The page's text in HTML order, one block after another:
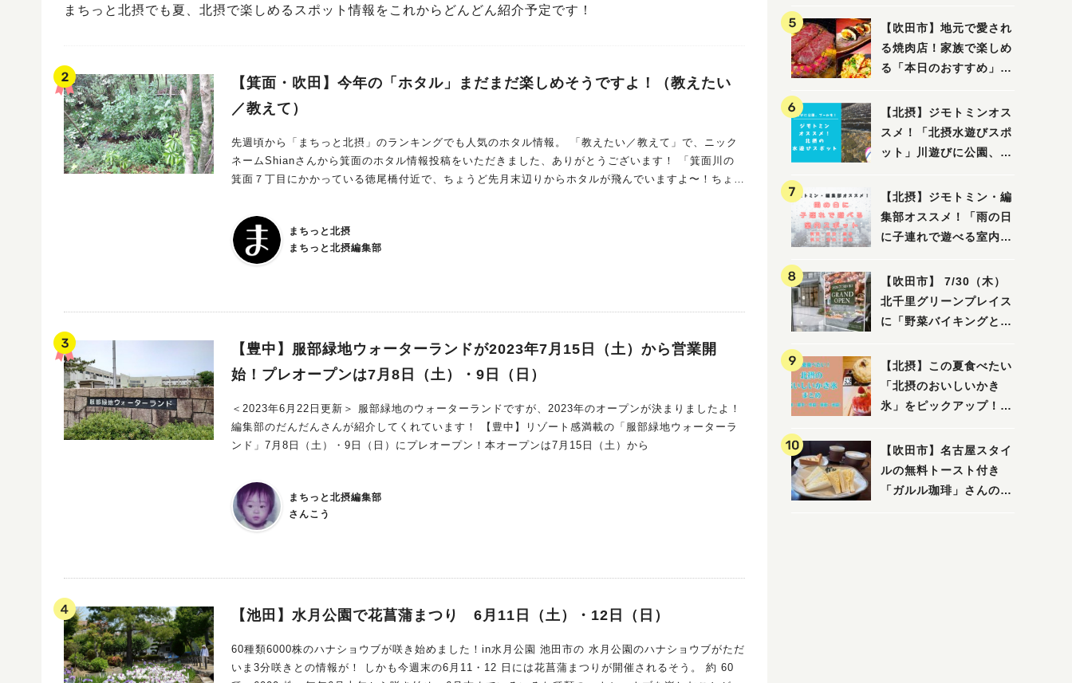
まちっと北摂でも夏、北摂で楽しめるスポット情報をこれからどんどん紹介予定です！
【箕面・吹田】今年の「ホタル」まだまだ楽しめそうですよ！（教えたい
／教えて）
先週頃から「まちっと北摂」のランキングでも人気のホタル情報。 「教えたい／教えて」で、ニック
ネームShianさんから箕面のホタル情報投稿をいただきました、ありがとうございます！ 「箕面川の
箕面７丁目にかかっている徳尾橋付近で、ちょうど先月末辺りからホタルが飛んでいますよ〜！ちょっ
飛んでたり草陰で光っているのが見れました。あと1週間程度は見れるのでは…」 ▼このあたりでしょ
うか？
まちっと北摂
まちっと北摂編集部
【豊中】服部緑地ウォーターランドが2023年7月15日（土）から営業開
始！プレオープンは7月8日（土）・9日（日）
＜2023年6月22日更新＞ 服部緑地のウォーターランドですが、2023年のオープンが決まりましたよ！
編集部のだんだんさんが紹介してくれています！ 【豊中】リゾート感満載の「服部緑地ウォーターラ
ンド」7月8日（土）・9日（日）にプレオープン！本オープンは7月15日（土）から
まちっと北摂編集部
さんこう
【池田】水月公園で花菖蒲まつり 6月11日（土）・12日（日）
60種類6000株のハナショウブが咲き始めました！in水月公園 池田市の 水月公園のハナショウブがただ
いま3分咲きとの情報が！ しかも今週末の6月11・12 日には花菖蒲まつりが開催されるそう。 約 60
【吹田市】地元で愛され
る焼肉店！家族で楽しめ
る「本日のおすすめ」で
【北摂】ジモトミンオス
スメ！「北摂水遊びスポ
ット」川遊びに公園、プ
吹田・茨木・高槻）
【北摂】ジモトミン・編
集部オススメ！「雨の日
に子連れで遊べる室内ス
箕面・吹田・豊中・茨
木・池田）
【吹田市】 7/30（木）
北千里グリーンプレイス
に「野菜バイキングと飲
里店」がオープン予定！
【北摂】この夏食べたい
「北摂のおいしいかき
氷」をピックアップ！
面・池田）
【吹田市】名古屋スタイ
ルの無料トースト付き
「ガルル珈琲」さんのお